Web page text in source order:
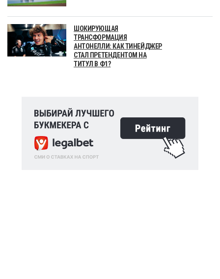
ШОКИРУЮЩАЯ
ТРАНСФОРМАЦИЯ
АНТОНЕЛЛИ: КАК ТИНЕЙДЖЕР
СТАЛ ПРЕТЕНДЕНТОМ НА
ТИТУЛ В Ф1?